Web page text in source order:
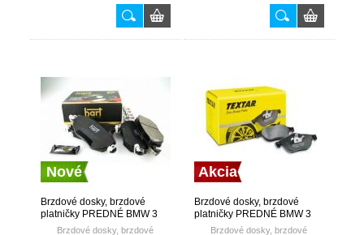
Nové
Brzdové dosky, brzdové
platničky PREDNÉ BMW 3
E90, E91 05- HART
Brzdové dosky, brzdové
Akcia
Brzdové dosky, brzdové
platničky PREDNÉ BMW 3
E90, E91 05- TEXTAR
Brzdové dosky, brzdové